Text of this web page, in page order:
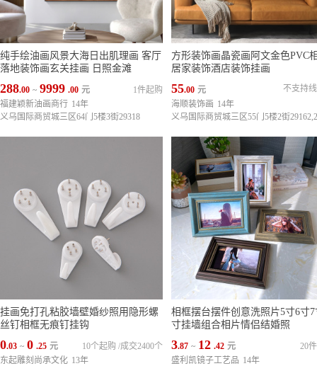
纯手绘油画风景大海日出肌理画 客厅
落地装饰画玄关挂画 日照金滩
288.00 ~ 9999 .00 元
1件起购
福建颖新油画商行 14年
义乌国际商贸城三区64门5楼3街29318
方形装饰画晶瓷画阿文金色PVC
居家装饰酒店装饰挂画
55.00 元
不支持
海顺装饰画 14年
挂画免打孔粘胶墙壁婚纱照用隐形螺
丝钉相框无痕钉挂钩
0.03 ~ 0 .25 元 成交2400个
10个起购 /
东起雕刻尚承文化 13年
相框摆台摆件创意洗照片5寸6寸7
寸挂墙组合相片情侣结婚照
3.87 ~ 12 .42 元
20
盛利凯镜子工艺品 14年